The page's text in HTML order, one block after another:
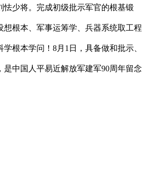
少将。完成初级批示军官的根基锻
根本、军事运筹学、兵器系统取工程
根本学问！8月1日，具备做和批示、
中国人平易近解放军建军90周年留念